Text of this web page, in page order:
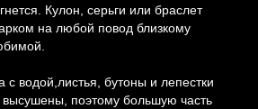
Кулон, серьги или браслет
на любой повод близкому
водой,листья, бутоны и лепестки
поэтому большую часть